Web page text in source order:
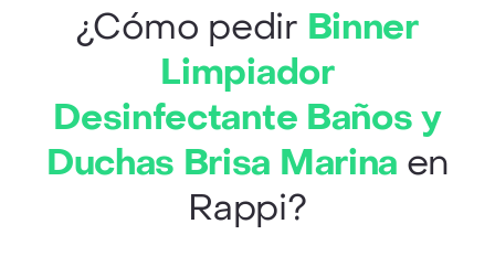
¿Cómo pedir Binner
Limpiador
Desinfectante Baños y
Duchas Brisa Marina en
Rappi?